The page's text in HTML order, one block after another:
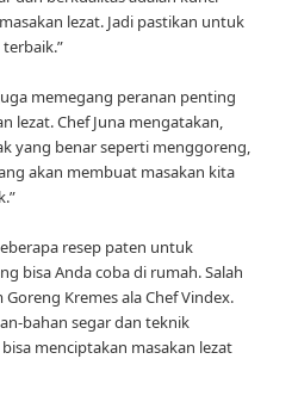
lezat. Jadi pastikan untuk
memegang peranan penting
lezat. Chef Juna mengatakan,
yang benar seperti menggoreng,
akan membuat masakan kita
resep paten untuk
bisa Anda coba di rumah. Salah
Kremes ala Chef Vindex.
bahan segar dan teknik
menciptakan masakan lezat